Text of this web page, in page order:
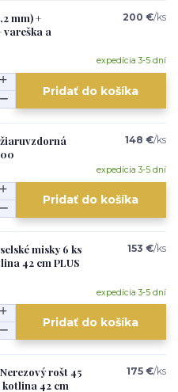
mm) +
vareška a
200 €/ks
expedícia 3-5 dní
Pridať do košíka
148 €/ks
expedícia 3-5 dní
Pridať do košíka
misky 6 ks
42 cm PLUS
153 €/ks
expedícia 3-5 dní
Pridať do košíka
rošt 45
42 cm
175 €/ks